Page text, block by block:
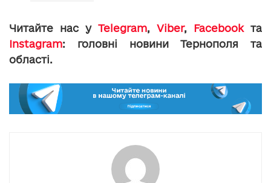
Читайте нас у Telegram, Viber, Facebookта
Instagram: головні новини Тернополя та
області.